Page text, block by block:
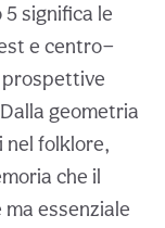
significa le
e centro—
prospettive
geometria
nel folklore,
che il
essenziale